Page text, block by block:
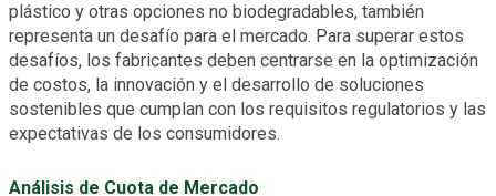
plástico y otras opciones no biodegradables, también
representa un desafío para el mercado. Para superar estos
desafíos, los fabricantes deben centrarse en la optimización
de costos, la innovación y el desarrollo de soluciones
sostenibles que cumplan con los requisitos regulatorios y las
expectativas de los consumidores.
Análisis de Cuota de Mercado